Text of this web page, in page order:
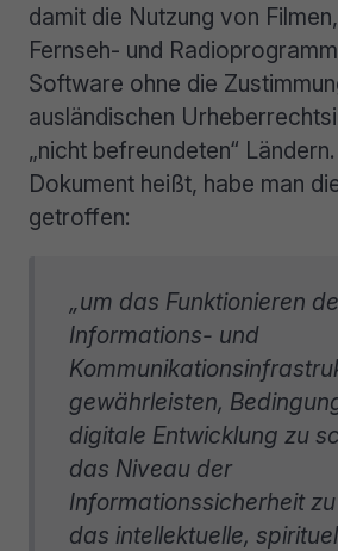
damit die Nutzung von
Fernseh- und
Software ohne die
ausländischen
„nicht befreundeten“
Dokument heißt, habe man
getroffen:
„um das Funktionieren
Informations- und
gewährleisten,
digitale Entwicklung zu
das Niveau der
Informationssicherheit
das intellektuelle,